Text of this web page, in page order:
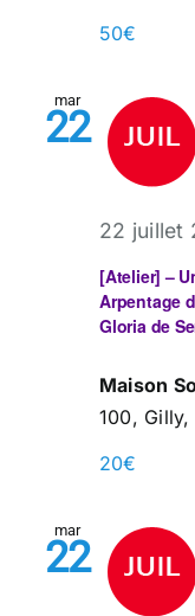
50€
mar
22
[Atelier] –
Arpentage
Gloria de
22 juillet
Maison
100,
20€
mar
22